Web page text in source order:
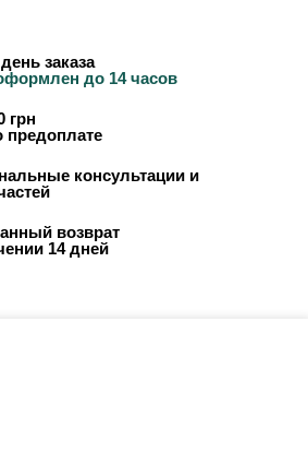
заказа
до 14 часов
грн
предоплате
консультации и
возврат
14 дней